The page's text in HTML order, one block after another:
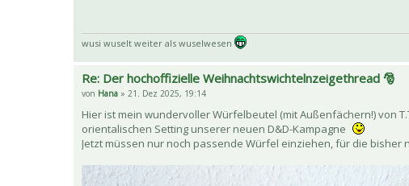
wusi wuselt weiter als wuselwesen
Re: Der hochoffizielle Weihnachtswichtelnzeigethread 🎅
von Hana » 21. Dez 2025, 19:14
Hier ist mein wundervoller Würfelbeutel (mit Außenfächern!) von
orientalischen Setting unserer neuen D&D-Kampagne
Jetzt müssen nur noch passende Würfel einziehen, für die